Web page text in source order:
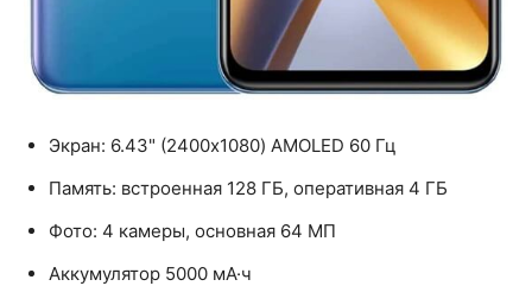
Экран: 6.43" (2400x1080) AMOLED 60 Гц
Память: встроенная 128 ГБ, оперативная 4 ГБ
Фото: 4 камеры, основная 64 МП
Аккумулятор 5000 мА·ч